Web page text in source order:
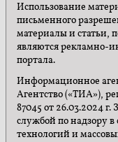
Использование
письменного
материалы и статьи,
являются
портала.
Информационное
Агентство («ТИА»),
87045 от 26.03.2024
службой по надзору
технологий и